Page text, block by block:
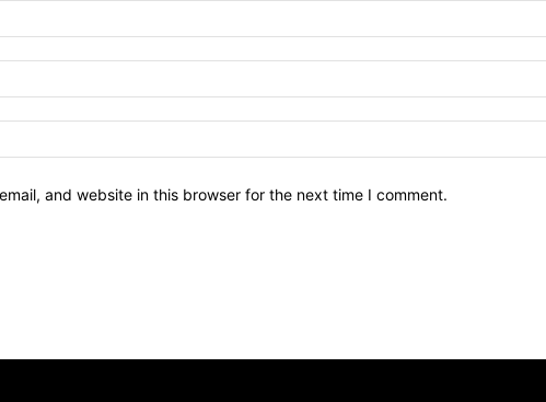
and website in this browser for the next time I comment.